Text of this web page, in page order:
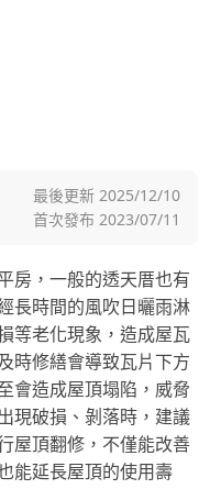
最後更新 2025/12/10
首次發布 2023/07/11
房，一般的透天厝也有
長時間的風吹日曬雨淋
等老化現象，造成屋瓦
時修繕會導致瓦片下方
會造成屋頂塌陷，威脅
現破損、剝落時，建議
屋頂翻修，不僅能改善
能延長屋頂的使用壽